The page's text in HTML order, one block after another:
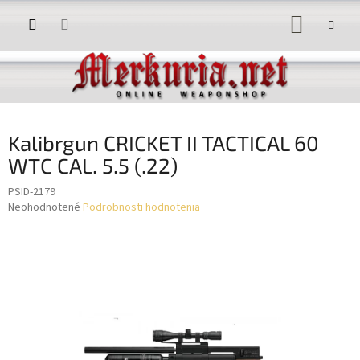
Prejsť
Kalibrgun CRICKET II TACTICAL 60
WTC CAL. 5.5 (.22)
PSID-2179
Priemerné
Neohodnotené Podrobnosti hodnotenia